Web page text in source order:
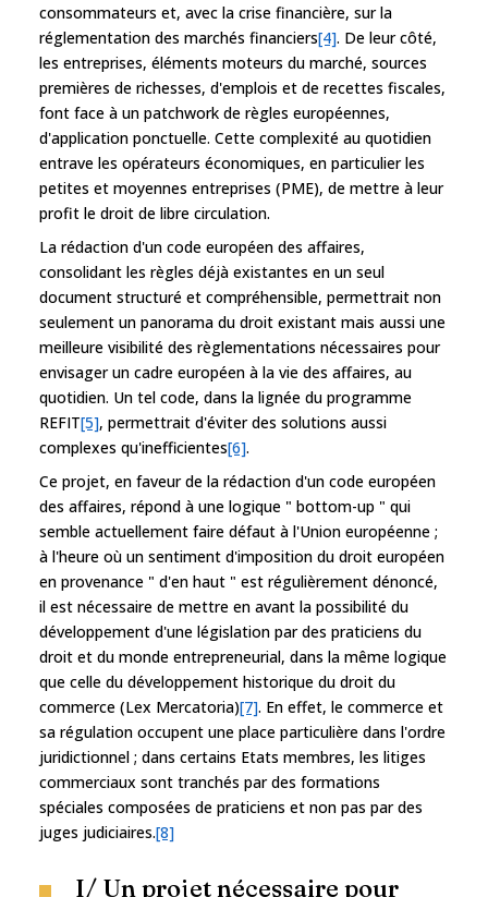
consommateurs et, avec la crise financière, sur la
réglementation des marchés financiers[4]. De leur côté,
les entreprises, éléments moteurs du marché, sources
premières de richesses, d'emplois et de recettes fiscales,
font face à un patchwork de règles européennes,
d'application ponctuelle. Cette complexité au quotidien
entrave les opérateurs économiques, en particulier les
petites et moyennes entreprises (PME), de mettre à leur
profit le droit de libre circulation.
La rédaction d'un code européen des affaires,
consolidant les règles déjà existantes en un seul
document structuré et compréhensible, permettrait non
seulement un panorama du droit existant mais aussi une
meilleure visibilité des règlementations nécessaires pour
envisager un cadre européen à la vie des affaires, au
quotidien. Un tel code, dans la lignée du programme
REFIT[5], permettrait d'éviter des solutions aussi
complexes qu'inefficientes[6].
Ce projet, en faveur de la rédaction d'un code européen
des affaires, répond à une logique " bottom-up " qui
semble actuellement faire défaut à l'Union européenne ;
à l'heure où un sentiment d'imposition du droit européen
en provenance " d'en haut " est régulièrement dénoncé,
il est nécessaire de mettre en avant la possibilité du
développement d'une législation par des praticiens du
droit et du monde entrepreneurial, dans la même logique
que celle du développement historique du droit du
commerce (Lex Mercatoria)[7]. En effet, le commerce et
sa régulation occupent une place particulière dans l'ordre
juridictionnel ; dans certains Etats membres, les litiges
commerciaux sont tranchés par des formations
spéciales composées de praticiens et non pas par des
juges judiciaires.[8]
I/ Un projet nécessaire pour